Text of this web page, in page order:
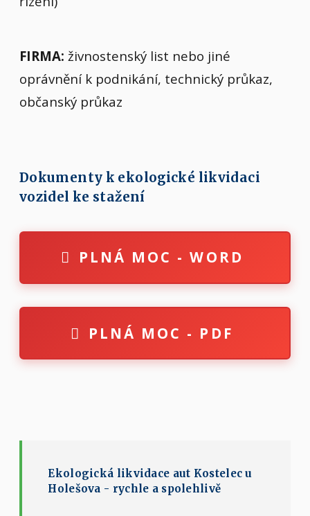
FIRMA: živnostenský list nebo jiné
oprávnění k podnikání, technický průkaz,
občanský průkaz
Dokumenty k ekologické likvidaci
vozidel ke stažení
PLNÁ MOC - WORD
PLNÁ MOC - PDF
Ekologická likvidace aut Kostelec u
Holešova - rychle a spolehlivě